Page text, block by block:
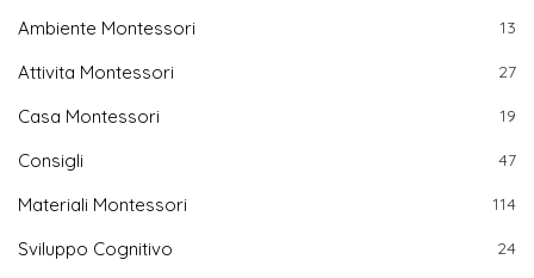
Ambiente Montessori 13
Attivita Montessori 27
Casa Montessori 19
Consigli 47
Materiali Montessori 114
Sviluppo Cognitivo 24